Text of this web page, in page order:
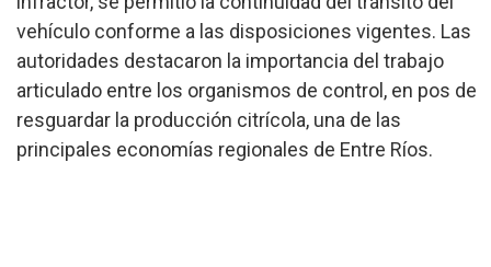
vehículo conforme a las disposiciones vigentes. Las
autoridades destacaron la importancia del trabajo
articulado entre los organismos de control, en pos de
resguardar la producción citrícola, una de las
principales economías regionales de Entre Ríos.